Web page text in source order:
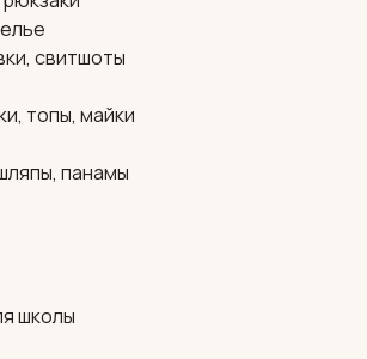
свитшоты
топы, майки
панамы
школы